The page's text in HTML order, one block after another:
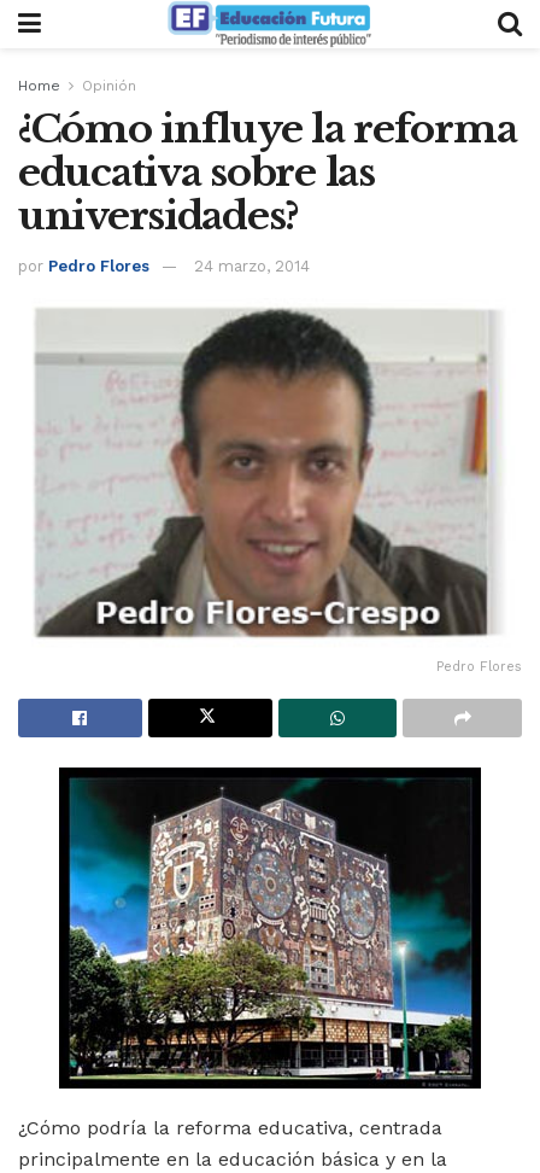
Home Opinión
¿Cómo influye la reforma
educativa sobre las
universidades?
por Pedro Flores 24 marzo, 2014
Pedro Flores
¿Cómo podría la reforma educativa, centrada
principalmente en la educación básica y en la